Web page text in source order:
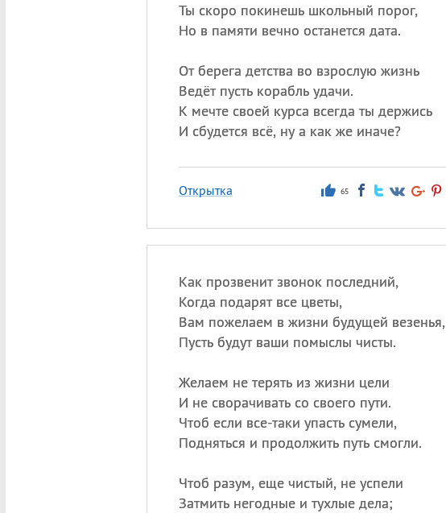
Ты скоро покинешь школьный порог,
Но в памяти вечно останется дата.
От берега детства во взрослую жизнь
Ведёт пусть корабль удачи.
К мечте своей курса всегда ты держись
И сбудется всё, ну а как же иначе?
Открытка 65
Как прозвенит звонок последний,
Когда подарят все цветы,
Вам пожелаем в жизни будущей везенья,
Пусть будут ваши помыслы чисты.
Желаем не терять из жизни цели
И не сворачивать со своего пути.
Чтоб если все-таки упасть сумели,
Подняться и продолжить путь смогли.
Чтоб разум, еще чистый, не успели
Затмить негодные и тухлые дела;